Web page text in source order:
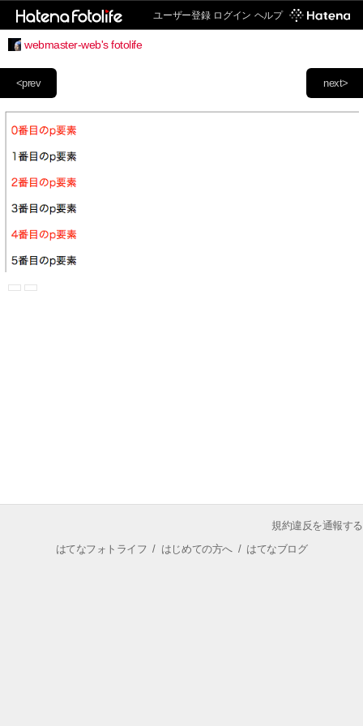
ユーザー登録 ログイン ヘルプ
webmaster-web's fotolife
next>
<prev
規約違反を通報する
はてなフォトライフ / はじめての方へ/ はてなブログ